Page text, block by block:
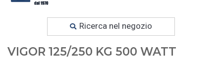
Ricerca nel negozio
Prodotti
PARANCO PARANCHI ELETTRICO
VIGOR 125/250 KG 500 WATT